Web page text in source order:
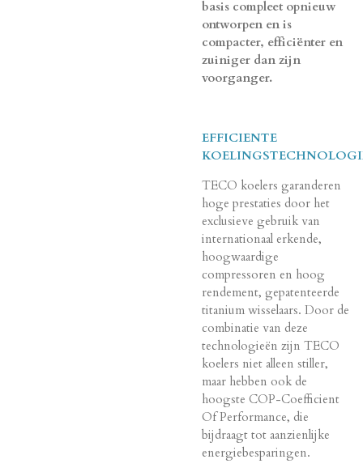
basis compleet opnieuw
ontworpen en is
compacter, efficiënter en
zuiniger dan zijn
voorganger.
EFFICIENTE
TECO koelers garanderen
hoge prestaties door het
exclusieve gebruik van
internationaal erkende,
hoogwaardige
compressoren en hoog
rendement, gepatenteerde
titanium wisselaars. Door de
combinatie van deze
technologieën zijn TECO
koelers niet alleen stiller,
maar hebben ook de
hoogste COP-Coefficient
Of Performance, die
bijdraagt tot aanzienlijke
energiebesparingen.